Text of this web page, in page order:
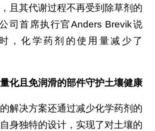
且其代谢过程不再受到除草剂的
司首席执行官Anders Brevik说
，化学药剂的使用量减少了
化且免润滑的部件守护土壤健康
解决方案还通过减少化学药剂的
身独特的设计，实现了对土壤的